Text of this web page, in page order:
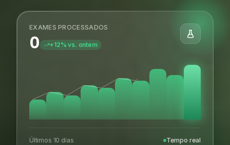
EXAMES PROCESSADOS
0 +12% vs. ontem
Últimos 10 dias Tempo real